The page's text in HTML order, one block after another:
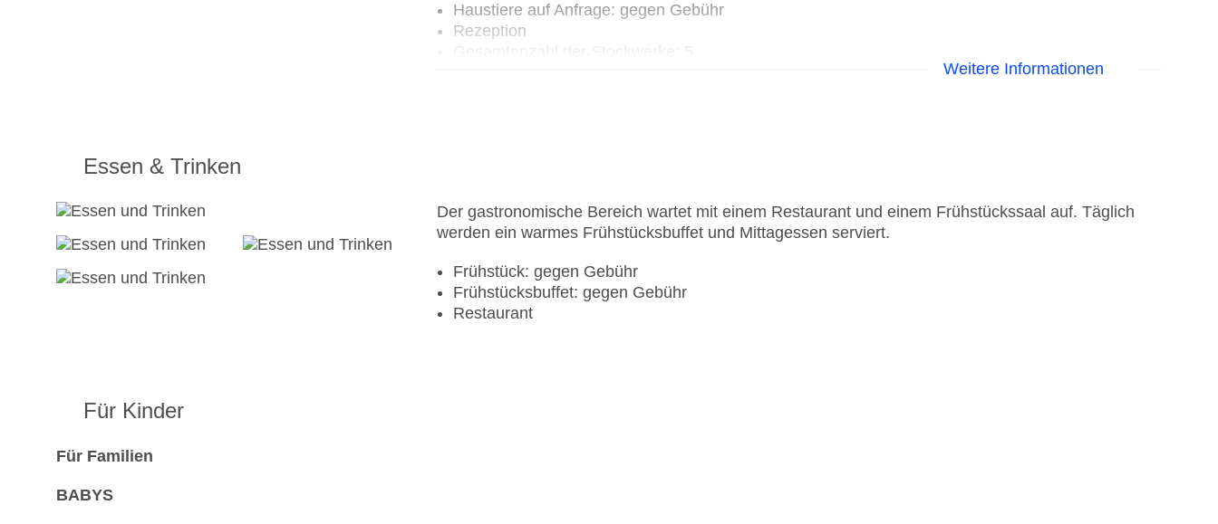
Haustiere auf Anfrage: gegen Gebühr
Rezeption
Weitere Informationen
Essen & Trinken
Der gastronomische Bereich wartet mit einem Restaurant und einem Frühstückssaal auf. Täglich
werden ein warmes Frühstücksbuffet und Mittagessen serviert.
Frühstück: gegen Gebühr
Frühstücksbuffet: gegen Gebühr
Restaurant
Für Kinder
Für Familien
BABYS